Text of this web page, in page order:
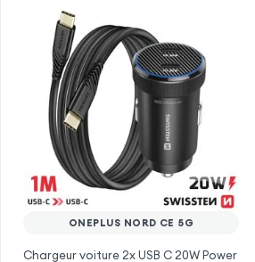
ONEPLUS NORD CE 5G
Chargeur voiture 2x USB C 20W Power